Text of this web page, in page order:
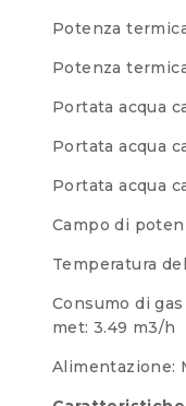
Potenza
Potenza
Portata acqua
Portata acqua
Portata acqua
Campo di
Temperatura
Consumo di
met: 3.49 m3/h
Alimentazione: